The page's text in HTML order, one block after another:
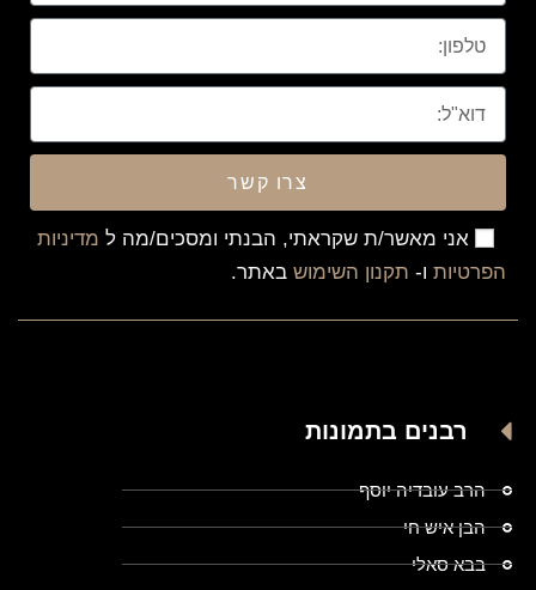
אני מאשר/ת שקראתי, הבנתי ומסכים/מה ל מדיניות
הפרטיות ו- תקנון השימוש באתר.
צרו קשר
רבנים בתמונות
הרב עובדיה יוסף
הבן איש חי
בבא סאלי